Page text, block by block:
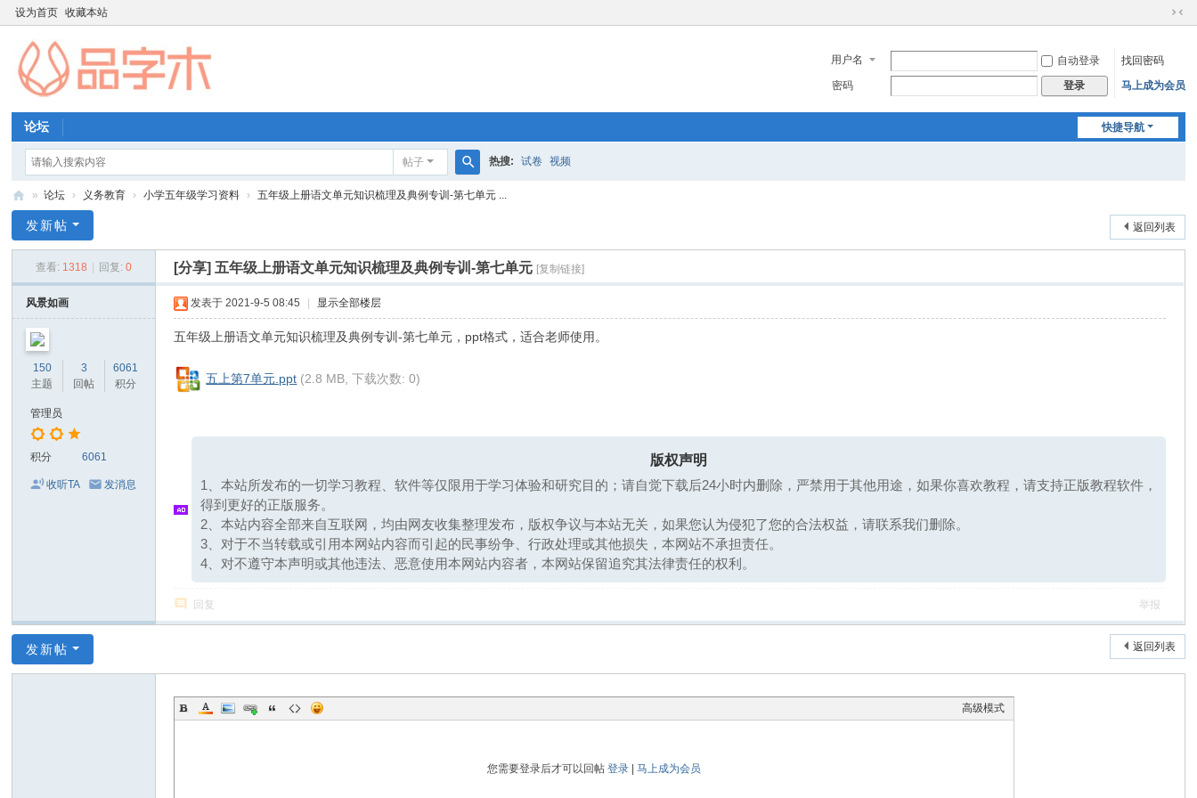
设为首页 收藏本站
切
窄
版
用户名 自动登录
找回密码
密码
登录 马上成为会员
快捷导航
论坛
帖子
搜
热搜: 试卷 视频
字
资
» 论坛 › 义务教育 › 小学五年级学习资料 › 五年级上册语文单元知识梳理及典例专训-第七单元 ...
返回列表
发新帖
查看: 1318 回复: 0 [分享] 五年级上册语文单元知识梳理及典例专训-第七单元 [复制链接]
风景如画
150
主题
3
回帖
6061
积分
管理员
积分 6061
收听TA 发消息
发表于 2021-9-5 08:45 显示全部楼层
五年级上册语文单元知识梳理及典例专训-第七单元，ppt格式，适合老师使用。
五上第7单元.ppt (2.8 MB, 下载次数: 0)
版权声明
1、本站所发布的一切学习教程、软件等仅限用于学习体验和研究目的；请自觉下载后24小时内删除，严禁用于其他用途，如果你喜欢教程，请支持正版教程软件，
得到更好的正版服务。
2、本站内容全部来自互联网，均由网友收集整理发布，版权争议与本站无关，如果您认为侵犯了您的合法权益，请联系我们删除。
3、对于不当转载或引用本网站内容而引起的民事纷争、行政处理或其他损失，本网站不承担责任。
4、对不遵守本声明或其他违法、恶意使用本网站内容者，本网站保留追究其法律责任的权利。
回复 举报
返回列表
发新帖
高级模式
您需要登录后才可以回帖登录 |马上成为会员